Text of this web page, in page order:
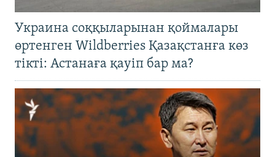
Украина соққыларынан қоймалары
өртенген Wildberries Қазақстанға көз
тікті: Астанаға қауіп бар ма?